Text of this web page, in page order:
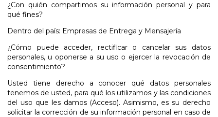
¿Con quién compartimos su información personal y para
qué fines?
Dentro del país: Empresas de Entrega y Mensajería
¿Cómo puede acceder, rectificar o cancelar sus datos
personales, u oponerse a su uso o ejercer la revocación de
consentimiento?
Usted tiene derecho a conocer qué datos personales
tenemos de usted, para qué los utilizamos y las condiciones
del uso que les damos (Acceso). Asimismo, es su derecho
solicitar la corrección de su información personal en caso de